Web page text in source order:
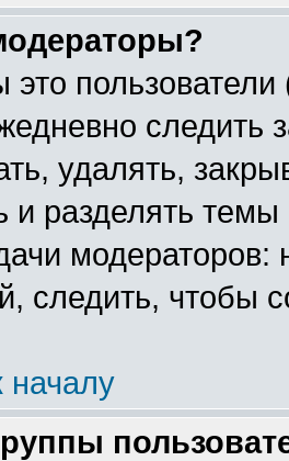
следить
удалять,
и разделять
следить, чтобы
началу